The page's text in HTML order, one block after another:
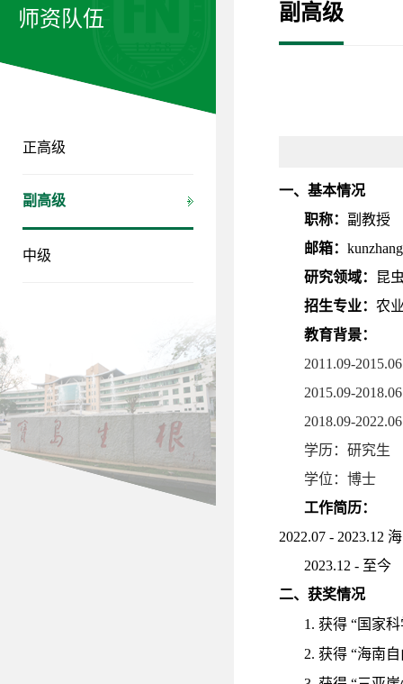
师资队伍
正高级
副高级
中级
副高级
一、基本情况
职称： 副教授
邮箱：
研究领域：
昆
招生专业： 农
教育背景：
2011.09-
2015.09-
2018.09-
学历：研究生
学位：博士
工作简历：
2022.07 - 2023.12
2023.12 - 至今
二、获奖情况
1. 获得 “国家
2. 获得 “海南